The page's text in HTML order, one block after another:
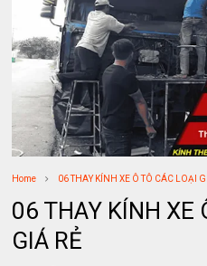
Home 06 THAY KÍNH XE Ô TÔ CÁC LOẠI
06 THAY KÍNH XE
GIÁ RẺ